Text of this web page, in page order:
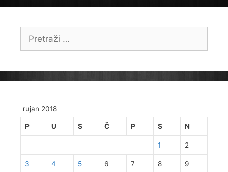
Pretraži:
rujan 2018
P U S Č P S N
1 2
3 4 5 6 7 8 9